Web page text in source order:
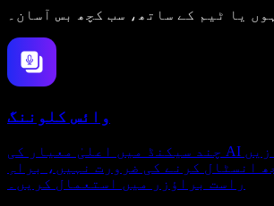
یا ٹیم کے ساتھ، سب کچھ بس آسان۔
وائس کلوننگ
چند سیکنڈ میں اعلیٰ معیار کی AI انسانی آوازیں
انسٹال کرنے کی ضرورت نہیں، براہِ
راست براؤزر میں استعمال کریں۔